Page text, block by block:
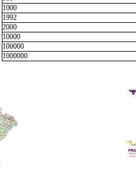
1000
1992
2000
10000
100000
1000000